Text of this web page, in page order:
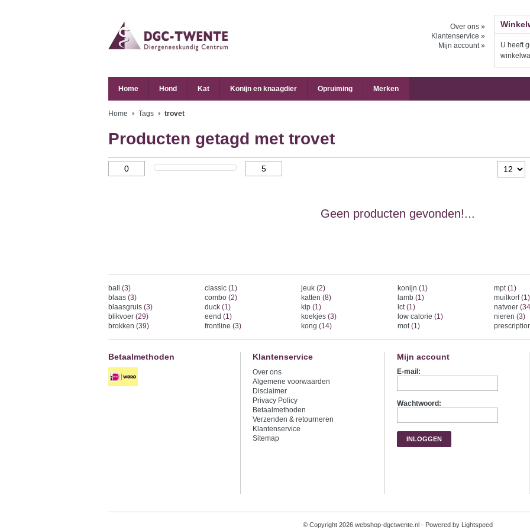
Over ons »
Klantenservice »
Mijn account »
U heeft
Home Hond Kat Konijn en knaagdier Opruiming Merken
Home Tags trovet
Producten getagd met trovet
Geen producten gevonden!...
ball (3)
blaas (3)
blaasgruis (3)
blikvoer (29)
brokken (39)
classic (1)
combo (2)
duck (1)
eend (1)
frontline (3)
jeuk (2)
katten (8)
kip (1)
koekjes (3)
kong (14)
konijn (1)
lamb (1)
lct(1)
low calorie (1)
mot(1)
mpt(1)
muilkorf(1)
natvoer
nieren (3)
Betaalmethoden Klantenservice
Over ons
Algemene voorwaarden
Disclaimer
Privacy Policy
Betaalmethoden
Verzenden & retourneren
Klantenservice
Sitemap
Mijn account
E-mail:
Wachtwoord:
INLOGGEN
© Copyright 2026 webshop-dgctwente.nl - Powered by Lightspeed